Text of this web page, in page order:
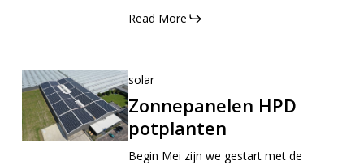
Read More
solar
Zonnepanelen HPD
potplanten
Begin Mei zijn we gestart met de